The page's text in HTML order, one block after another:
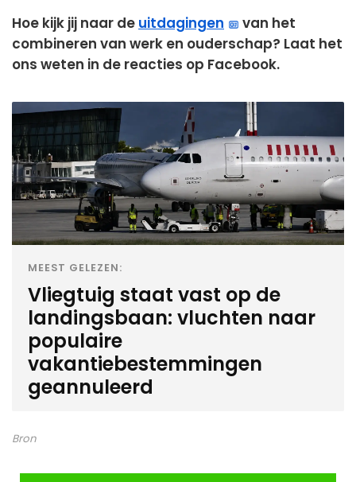
Hoe kijk jij naar de uitdagingen
van het
combineren van werk en ouderschap? Laat het
ons weten in de reacties op Facebook.
MEEST GELEZEN:
Vliegtuig staat vast op de
landingsbaan: vluchten naar
populaire
vakantiebestemmingen
geannuleerd
Bron